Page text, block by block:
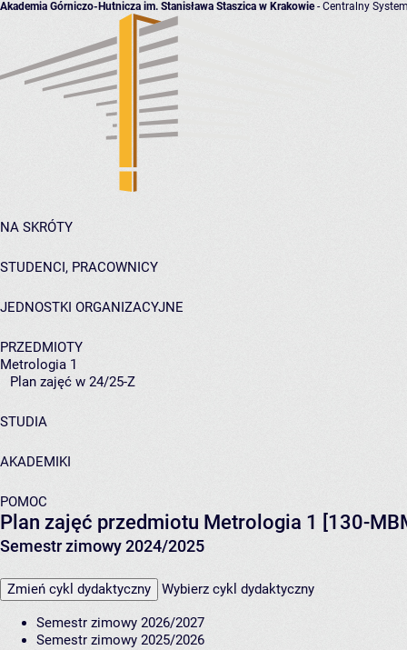
Akademia Górniczo-Hutnicza im. Stanisława Staszica w Krakowie- Centralny
NA SKRÓTY
STUDENCI, PRACOWNICY
JEDNOSTKI ORGANIZACYJNE
PRZEDMIOTY
Metrologia 1
Plan zajęć w 24/25-Z
STUDIA
AKADEMIKI
POMOC
Plan zajęć przedmiotu Metrologia 1 [130-
Semestr zimowy 2024/2025
Zmień cykl dydaktyczny Wybierz cykl dydaktyczny
Semestr zimowy 2026/2027
Semestr zimowy 2025/2026